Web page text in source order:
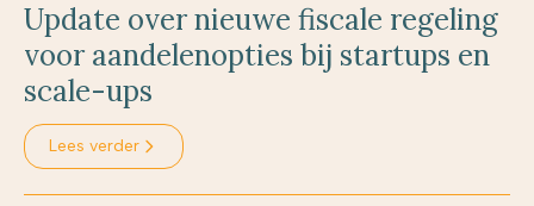
Update over nieuwe fiscale regeling
voor aandelenopties bij startups en
scale-ups
Lees verder